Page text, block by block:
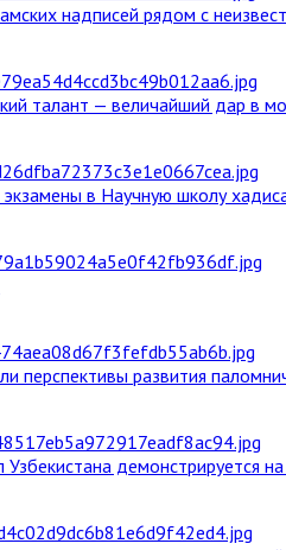
надписей рядом с
талант — величайший дар в
в Научную школу
перспективы развития
Узбекистана демонстрируется